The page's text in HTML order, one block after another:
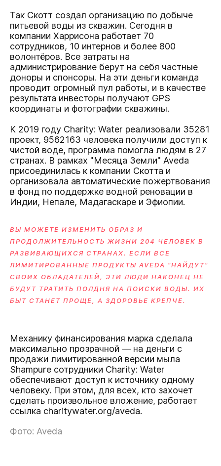
Так Скотт создал организацию по добыче
питьевой воды из скважин. Сегодня в
компании Харрисона работает 70
сотрудников, 10 интернов и более 800
волонтёров. Все затраты на
администрирование берут на себя частные
доноры и спонсоры. На эти деньги команда
проводит огромный пул работы, и в качестве
результата инвесторы получают GPS
координаты и фотографии скважины.
К 2019 году Charity: Water реализовали 35281
проект, 9562163 человека получили доступ к
чистой воде, программа помогла людям в 27
странах. В рамках "Месяца Земли" Aveda
присоединилась к компании Скотта и
организовала автоматические пожертвования
в фонд по поддержке водной реновации в
Индии, Непале, Мадагаскаре и Эфиопии.
ВЫ МОЖЕТЕ ИЗМЕНИТЬ ОБРАЗ И
ПРОДОЛЖИТЕЛЬНОСТЬ ЖИЗНИ 204 ЧЕЛОВЕК В
РАЗВИВАЮЩИХСЯ СТРАНАХ. ЕСЛИ ВСЕ
ЛИМИТИРОВАННЫЕ ПРОДУКТЫ AVEDA “НАЙДУТ”
СВОИХ ОБЛАДАТЕЛЕЙ, ЭТИ ЛЮДИ НАКОНЕЦ НЕ
БУДУТ ТРАТИТЬ ПОЛДНЯ НА ПОИСКИ ВОДЫ. ИХ
БЫТ СТАНЕТ ПРОЩЕ, А ЗДОРОВЬЕ КРЕПЧЕ.
Механику финансирования марка сделала
максимально прозрачной — на деньги с
продажи лимитированной версии мыла
Shampure сотрудники Charity: Water
обеспечивают доступ к источнику одному
человеку. При этом, для всех, кто захочет
сделать произвольное вложение, работает
ссылка charitywater.org/aveda.
Фото: Aveda